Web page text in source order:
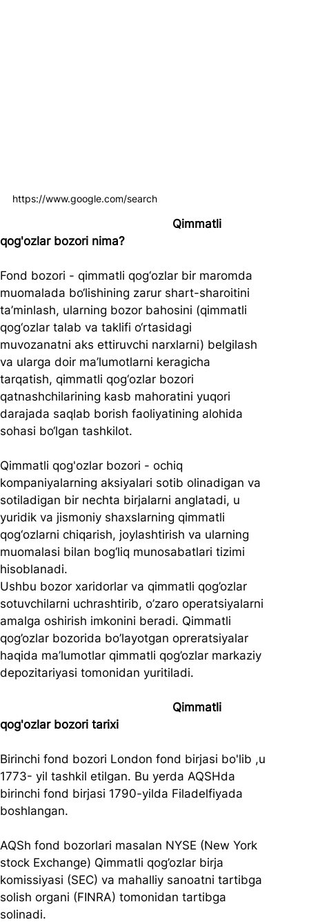
qog'ozlar bozori nima?
Fond bozori - qimmatli qog‘ozlar bir maromda
muomalada bo‘lishining zarur shart-sharoitini
ta’minlash, ularning bozor bahosini (qimmatli
qog‘ozlar talab va taklifi o‘rtasidagi
muvozanatni aks ettiruvchi narxlarni) belgilash
va ularga doir ma’lumotlarni keragicha
tarqatish, qimmatli qog‘ozlar bozori
qatnashchilarining kasb mahoratini yuqori
darajada saqlab borish faoliyatining alohida
sohasi bo‘lgan tashkilot.
Qimmatli qog'ozlar bozori - ochiq
kompaniyalarning aksiyalari sotib olinadigan va
sotiladigan bir nechta birjalarni anglatadi, u
yuridik va jismoniy shaxslarning qimmatli
qog‘ozlarni chiqarish, joylashtirish va ularning
muomalasi bilan bog‘liq munosabatlari tizimi
hisoblanadi.
Ushbu bozor xaridorlar va qimmatli qog’ozlar
sotuvchilarni uchrashtirib, o’zaro operatsiyalarni
amalga oshirish imkonini beradi. Qimmatli
qog’ozlar bozorida bo’layotgan opreratsiyalar
haqida ma’lumotlar qimmatli qog’ozlar markaziy
depozitariyasi tomonidan yuritiladi.
qog'ozlar bozori tarixi
Birinchi fond bozori London fond birjasi bo'lib ,u
1773- yil tashkil etilgan. Bu yerda AQSHda
birinchi fond birjasi 1790-yilda Filadelfiyada
boshlangan.
AQSh fond bozorlari masalan NYSE (New York
stock Exchange) Qimmatli qog’ozlar birja
komissiyasi (SEC) va mahalliy sanoatni tartibga
solish organi (FINRA) tomonidan tartibga
solinadi.
https://www.google.com/search